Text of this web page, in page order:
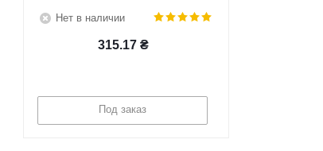
Нет в наличии
315.17 ₴
Под заказ